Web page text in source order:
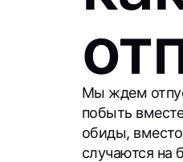
Мы ждем
побыть
обиды,
случаются на